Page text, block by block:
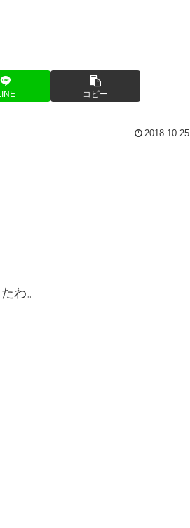
コピー
2018.10.25
わ。